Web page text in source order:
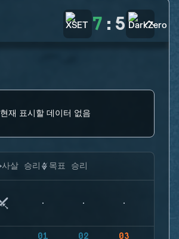
7 : 5
현재 표시할 데이터 없음
사살 승리 목표 승리
01 02 03